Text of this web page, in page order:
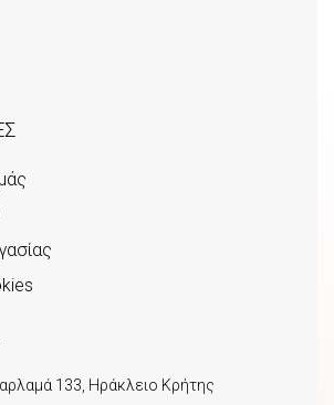
133, Ηράκλειο Κρήτης